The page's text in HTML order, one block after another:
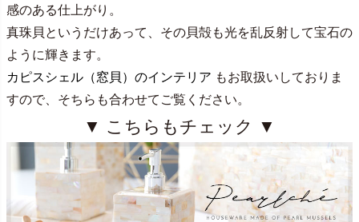
感のある仕上がり。
真珠貝というだけあって、その貝殻も光を乱反射して宝石の
ように輝きます。
カピスシェル（窓貝）のインテリア もお取扱いしておりま
すので、そちらも合わせてご覧ください。
▼ こちらもチェック ▼